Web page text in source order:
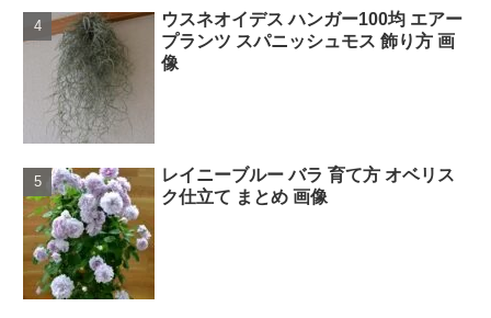
ウスネオイデス ハンガー100均 エアー
プランツ スパニッシュモス 飾り方 画
像
レイニーブルー バラ 育て方 オベリス
ク仕立て まとめ 画像